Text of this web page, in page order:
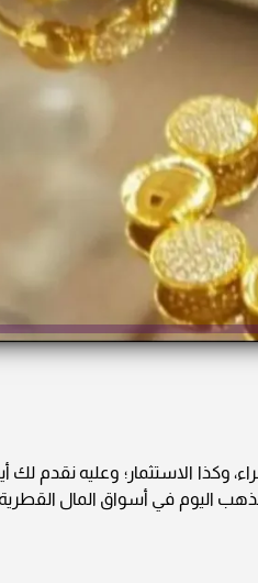
الاستثمار؛ وعليه نقدم لك
أسعار الذهب اليوم في أسواق المال